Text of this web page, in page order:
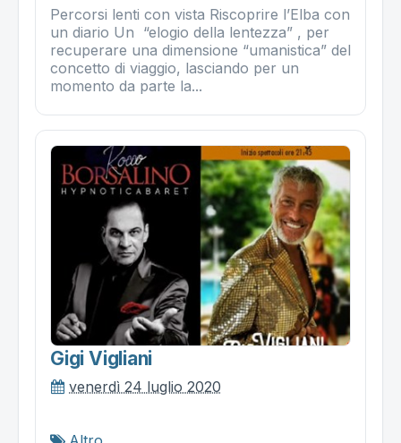
Percorsi lenti con vista Riscoprire l’Elba con
un diario Un “elogio della lentezza” , per
recuperare una dimensione “umanistica” del
concetto di viaggio, lasciando per un
momento da parte la...
Gigi Vigliani
venerdì 24 luglio 2020